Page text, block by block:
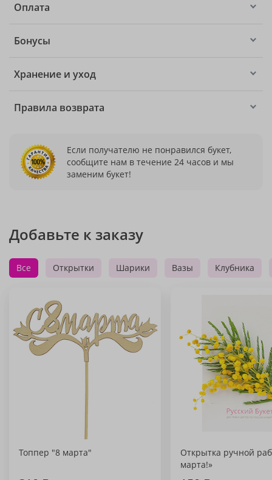
Оплата
Бонусы
Хранение и уход
Правила возврата
Если получателю не понравился букет,
сообщите нам в течение 24 часов и мы
заменим букет!
Добавьте к заказу
Все Открытки Шарики Вазы Клубника
Топпер "8 марта"
Открытка ручной
марта!»